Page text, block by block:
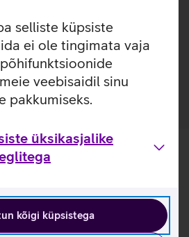
selliste küpsiste
ei ole tingimata vaja
veebisaidil sinu
pakkumiseks.
üksikasjalike
kõigi küpsistega
tänu millele on võimalik
laadimist ilma ümbrist
35% taaskasutatud materjalidest.